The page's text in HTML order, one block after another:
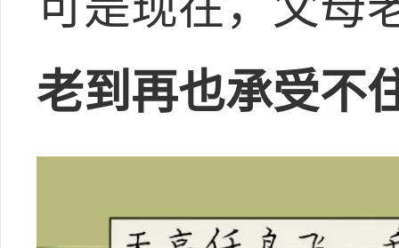
老到再也承受不